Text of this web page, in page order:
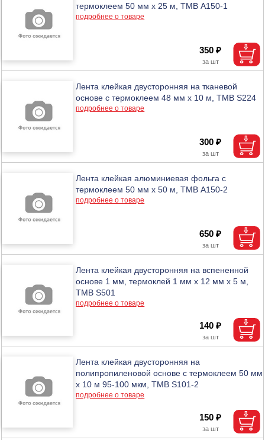
термоклеем 50 мм х 25 м, ТМВ A150-1
подробнее о товаре
350 ₽
Лента клейкая двусторонняя на тканевой
основе с термоклеем 48 мм х 10 м, ТМВ S224
подробнее о товаре
300 ₽
Лента клейкая алюминиевая фольга с
термоклеем 50 мм х 50 м, ТМВ A150-2
подробнее о товаре
650 ₽
Лента клейкая двусторонняя на вспененной
основе 1 мм, термоклей 1 мм х 12 мм х 5 м,
ТМВ S501
подробнее о товаре
140 ₽
Лента клейкая двусторонняя на
полипропиленовой основе с термоклеем 50 мм
х 10 м 95-100 мкм, ТМВ S101-2
подробнее о товаре
150 ₽